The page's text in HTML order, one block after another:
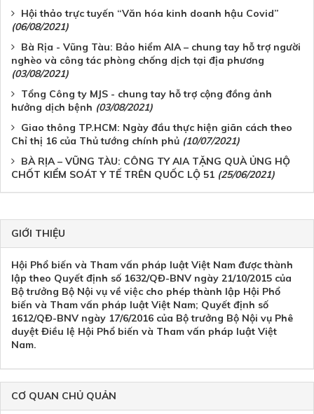
Hội thảo trực tuyến “Văn hóa kinh doanh hậu Covid”
(06/08/2021)
Bà Rịa - Vũng Tàu: Bảo hiểm AIA – chung tay hỗ trợ người
nghèo và công tác phòng chống dịch tại địa phương
(03/08/2021)
Tổng Công ty MJS - chung tay hỗ trợ cộng đồng ảnh
hưởng dịch bệnh (03/08/2021)
Giao thông TP.HCM: Ngày đầu thực hiện giãn cách theo
Chỉ thị 16 của Thủ tướng chính phủ (10/07/2021)
BÀ RỊA – VŨNG TÀU: CÔNG TY AIA TẶNG QUÀ ỦNG HỘ
CHỐT KIỂM SOÁT Y TẾ TRÊN QUỐC LỘ 51 (25/06/2021)
GIỚI THIỆU
Hội Phổ biến và Tham vấn pháp luật Việt Nam được thành
lập theo Quyết định số 1632/QĐ-BNV ngày 21/10/2015 của
Bộ trưởng Bộ Nội vụ về việc cho phép thành lập Hội Phổ
biến và Tham vấn pháp luật Việt Nam; Quyết định số
1612/QĐ-BNV ngày 17/6/2016 của Bộ trưởng Bộ Nội vụ Phê
duyệt Điều lệ Hội Phổ biến và Tham vấn pháp luật Việt
Nam.
CƠ QUAN CHỦ QUẢN